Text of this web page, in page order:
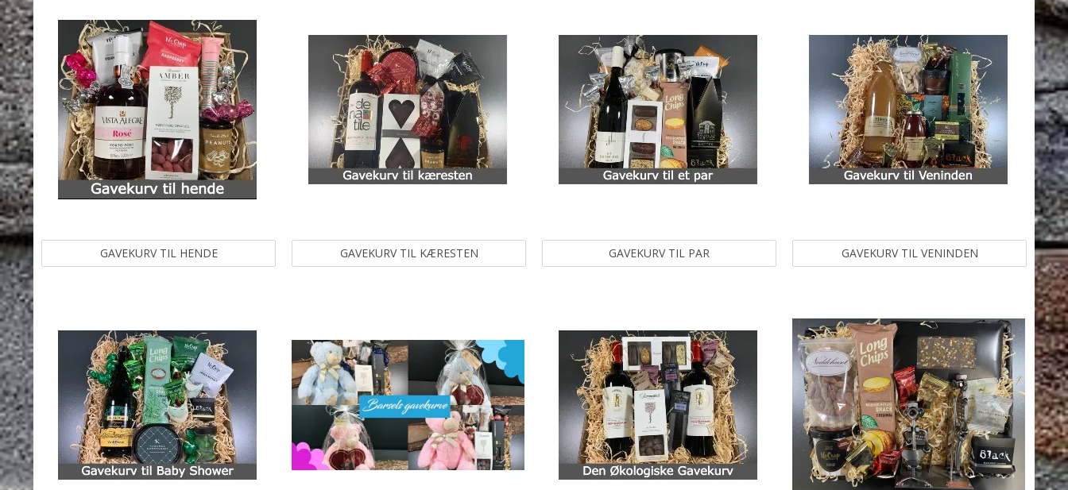
GAVEKURV TIL HENDE GAVEKURV TIL KÆRESTEN GAVEKURV TIL PAR GAVEKURV TIL VENINDEN